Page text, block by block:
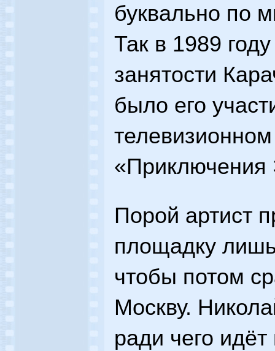
буквально по
Так в 1989
занятости
было его
«Приключения
Порой артист
площадку
чтобы потом
Москву.
ради чего